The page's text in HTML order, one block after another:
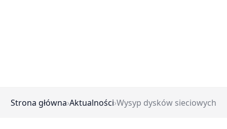
Strona główna›Aktualności›Wysyp dysków sieciowych